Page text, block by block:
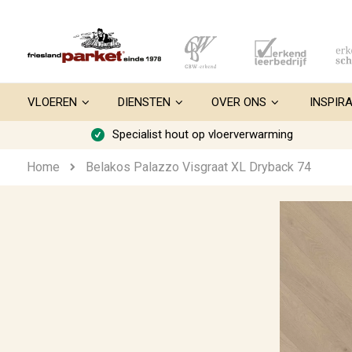
VLOEREN DIENSTEN OVER ONS
Specialist hout op vloerverwarming
Home Belakos Palazzo Visgraat XL Dryback 74